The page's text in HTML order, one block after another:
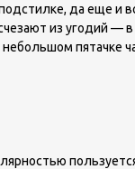
да еще и
из угодий —
пятачке